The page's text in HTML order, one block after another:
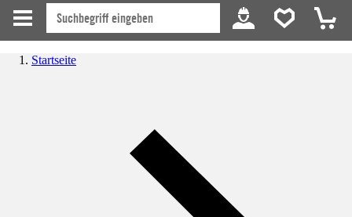
Startseite